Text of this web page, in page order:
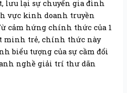
lưu lại sự chuyển gia đình
vực kinh doanh truyền
cảm hứng chính thức của 1
minh trẻ, chính thức này
biểu tượng của sự cầm đổi
nghề giải trí thư dãn